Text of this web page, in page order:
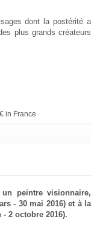
dont la postérité a
plus grands créateurs
in France
peintre visionnaire,
- 30 mai 2016) et à la
2 octobre 2016).